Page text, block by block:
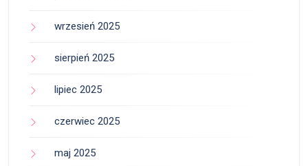
wrzesień 2025
sierpień 2025
lipiec 2025
czerwiec 2025
maj 2025